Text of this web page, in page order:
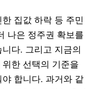
집값 하락 등 주민
나은 정주권 확보를
다. 그리고 지금의
한 선택의 기준을
합니다. 과거와 같